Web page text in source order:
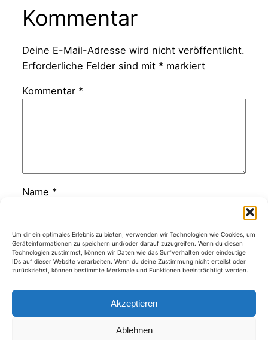
Um dir ein optimales Erlebnis zu bieten, verwenden wir Technologien wie Cookies, um
Geräteinformationen zu speichern und/oder darauf zuzugreifen. Wenn du diesen
Technologien zustimmst, können wir Daten wie das Surfverhalten oder eindeutige
IDs auf dieser Website verarbeiten. Wenn du deine Zustimmung nicht erteilst oder
zurückziehst, können bestimmte Merkmale und Funktionen beeinträchtigt werden.
Akzeptieren
Ablehnen
Kommentar
Deine E-Mail-Adresse wird nicht veröffentlicht.
Erforderliche Felder sind mit *markiert
Kommentar *
Name *
E-Mail-Adresse*
Website